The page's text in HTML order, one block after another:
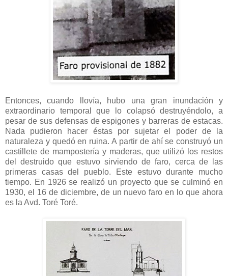
Entonces, cuando llovía, hubo una gran inundación y
extraordinario temporal que lo colapsó destruyéndolo, a
pesar de sus defensas de espigones y barreras de estacas.
Nada pudieron hacer éstas por sujetar el poder de la
naturaleza y quedó en ruina. A partir de ahí se construyó un
castillete de mampostería y maderas, que utilizó los restos
del destruido que estuvo sirviendo de faro, cerca de las
primeras casas del pueblo. Este estuvo durante mucho
tiempo. En 1926 se realizó un proyecto que se culminó en
1930, el 16 de diciembre, de un nuevo faro en lo que ahora
es la Avd. Toré Toré.